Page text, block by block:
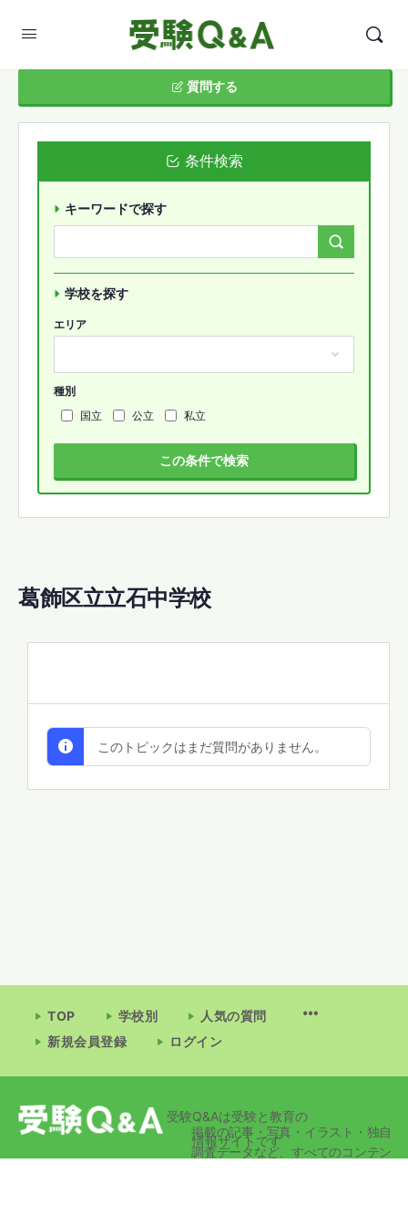
葛飾区立立石中学校
このトピックはまだ質問がありません。
質問する
条件検索
キーワードで探す
学校を探す
エリア
種別
国立
公立 私立
この条件で検索
TOP 学校別
人気の質問
新規会員登録
ログイン
受験Q&Aは受験と教育の
情報サイトです
掲載の記事・写真・イラスト・独自
調査データなど、すべてのコンテン